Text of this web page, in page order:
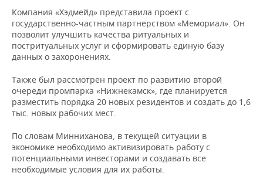
ХОККЕЙ С МЯЧОМ
ПРОИСШЕСТВИЯ
Компания «Хэдмейд» представила проект с
государственно-частным партнерством «Мемориал». Он
позволит улучшить качества ритуальных и
постритуальных услуг и сформировать единую базу
данных о захоронениях.
Также был рассмотрен проект по развитию второй
очереди промпарка «Нижнекамск», где планируется
разместить порядка 20 новых резидентов и создать до 1,6
тыс. новых рабочих мест.
По словам Минниханова, в текущей ситуации в
экономике необходимо активизировать работу с
потенциальными инвесторами и создавать все
необходимые условия для их работы.